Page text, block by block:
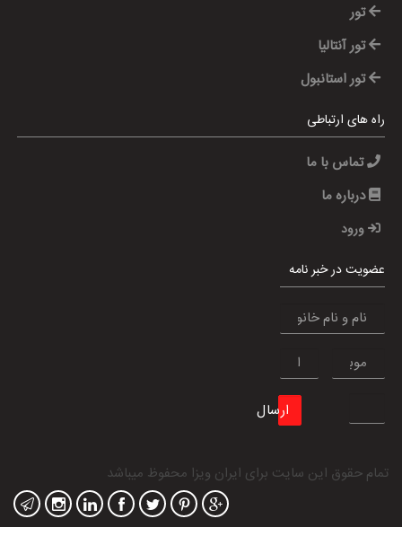
تور
تور آنتالیا
تور استانبول
راه های ارتباطی
تماس با ما
درباره ما
ورود
عضویت در خبر نامه
ارسال
تمام حقوق این سایت برای ایران ویزا محفوظ میباشد